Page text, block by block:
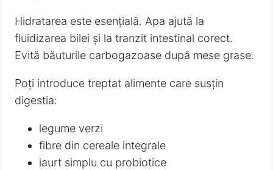
Hidratarea este esențială. Apa ajută la
fluidizarea bilei și la tranzit intestinal corect.
Evită băuturile carbogazoase după mese grase.
Poți introduce treptat alimente care susțin
digestia:
legume verzi
fibre din cereale integrale
iaurt simplu cu probiotice